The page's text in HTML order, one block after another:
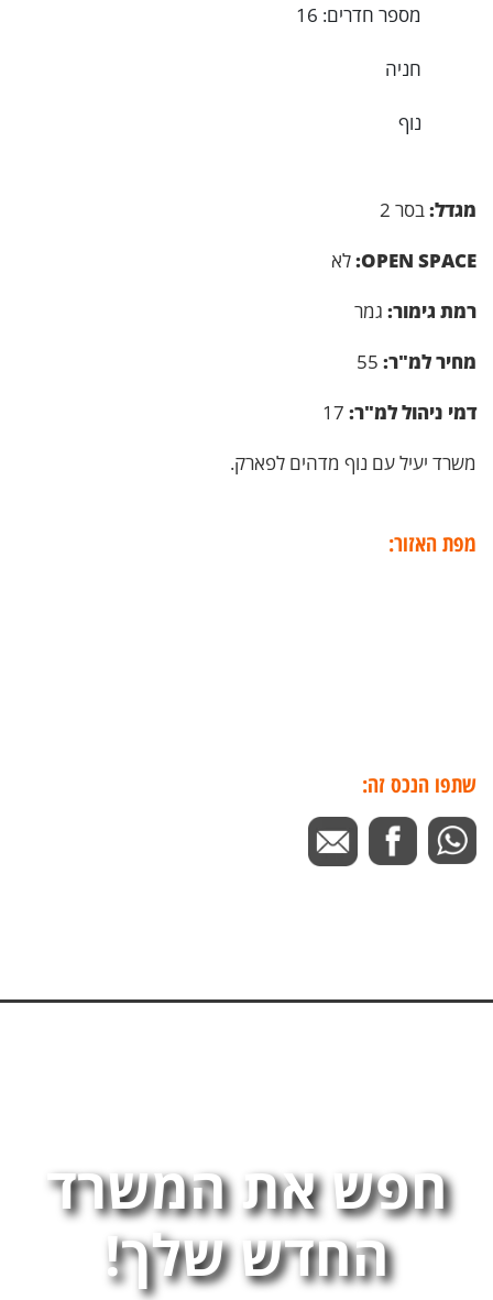
מספר חדרים: 16
חניה
נוף
מגדל:בסר 2
OPEN SPACE: לא
רמת גימור: גמר
מחיר למ"ר:
דמי ניהול למ"ר:
משרד יעיל עם נוף מדהים לפארק.
מפת האזור:
שתפו הנכס זה:
חפש את המשרד
החדש שלך!